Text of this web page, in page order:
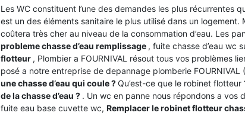
Les WC constituent l’une des demandes les plus récurrentes
est un des éléments sanitaire le plus utilisé dans un logement.
coûtera très cher au niveau de la consommation d’eau. Les
probleme chasse d’eau remplissage , fuite chasse d’eau wc
flotteur , Plombier a FOURNIVAL résout tous vos problèmes
posé a notre entreprise de depannage plomberie FOURNIVAL
une chasse d’eau qui coule ?Qu’est-ce que le robinet flotteur
de la chasse d’eau ? . Un wc en panne nous répondons a vos
fuite eau base cuvette wc, Remplacer le robinet flotteur